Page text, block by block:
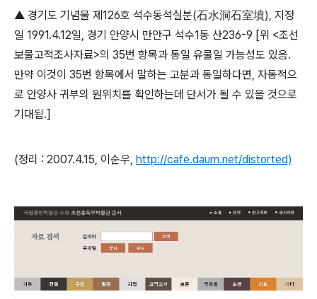
▲ 경기도 기념물 제 126호 석수동석실분(石水洞石室墳), 지정
일 1991.4.12일, 경기 안양시 만안구 석수1동 산236-9 [위 <조선
보물고적조사자료>의 35번 항목과 동일 유물일 가능성도 있음.
만약 이것이 35번 항목에서 말하는 고분과 동일하다면, 자동적으
로 안양사 귀부의 원위치를 확인하는데 단서가 될 수 있을 것으로
기대됨.]
(정리 : 2007.4.15, 이순우, http://cafe.daum.net/distorted)